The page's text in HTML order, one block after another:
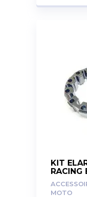
KIT
RACING
MOTO